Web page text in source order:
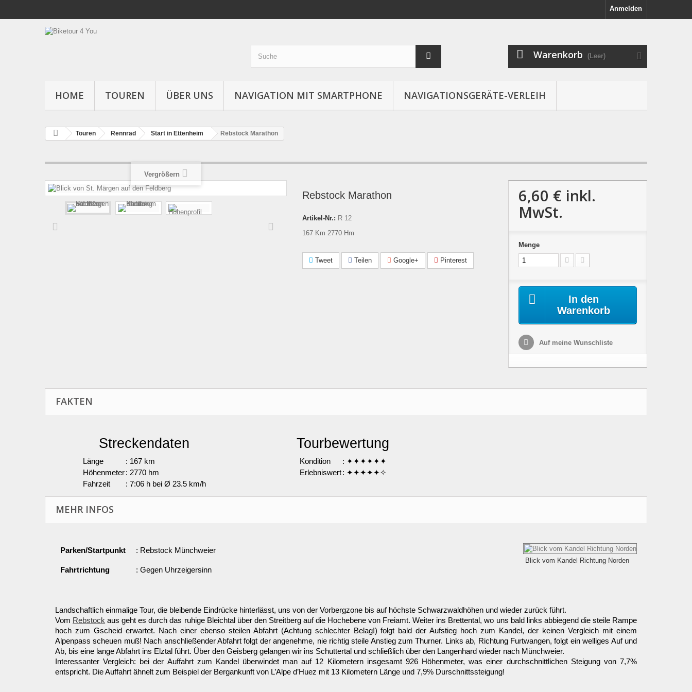
Anmelden
Warenkorb (Leer)
HOME TOUREN ÜBER UNS NAVIGATION MIT SMARTPHONE NAVIGATIONSGERÄTE-VERLEIH
Touren Rennrad Start in Ettenheim Rebstock Marathon
Vergrößern
Rebstock Marathon
Artikel-Nr.: R 12
167 Km 2770 Hm
Tweet Teilen Google+ Pinterest
6,60 € inkl.
MwSt.
Menge
In den
Warenkorb
Auf meine Wunschliste
FAKTEN
Streckendaten
Länge
: 167 km
Höhenmeter : 2770 hm
Fahrzeit
: 7:06 h bei Ø 23.5 km/h
Tourbewertung
Kondition
: ✦✦✦✦✦✦
Erlebniswert: ✦✦✦✦✦✧
MEHR INFOS
Blick vom Kandel Richtung Norden
Parken/Startpunkt : Rebstock Münchweier
Fahrtrichtung : Gegen Uhrzeigersinn
Landschaftlich einmalige Tour, die bleibende Eindrücke hinterlässt, uns von der Vorbergzone bis auf höchste Schwarzwaldhöhen und wieder zurück führt.
Vom Rebstock aus geht es durch das ruhige Bleichtal über den Streitberg auf die Hochebene von Freiamt. Weiter ins Brettental, wo uns bald links abbiegend die steile Rampe
hoch zum Gscheid erwartet. Nach einer ebenso steilen Abfahrt (Achtung schlechter Belag!) folgt bald der Aufstieg hoch zum Kandel, der keinen Vergleich mit einem
Alpenpass scheuen muß! Nach anschließender Abfahrt folgt der angenehme, nie richtig steile Anstieg zum Thurner. Links ab, Richtung Furtwangen, folgt ein welliges Auf und
Ab, bis eine lange Abfahrt ins Elztal führt. Über den Geisberg gelangen wir ins Schuttertal und schließlich über den Langenhard wieder nach Münchweier.
Interessanter Vergleich: bei der Auffahrt zum Kandel überwindet man auf 12 Kilometern insgesamt 926 Höhenmeter, was einer durchschnittlichen Steigung von 7,7%
entspricht. Die Auffahrt ähnelt zum Beispiel der Bergankunft von L’Alpe d’Huez mit 13 Kilometern Länge und 7,9% Durschnittssteigung!